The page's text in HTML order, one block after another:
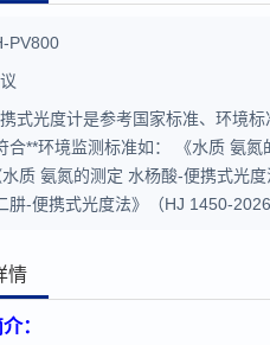
PV800
式光度计是参考国家标准、环境
合**环境监测标准如： 《水质 氨
质 氨氮的测定 水杨酸-便携式光
肼-便携式光度法》（HJ 1450-2026
情
：